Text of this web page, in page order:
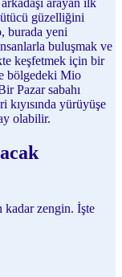
güzelliğini
burada yeni
buluşmak ve
keşfetmek için bir
bölgedeki Mio
Pazar sabahı
yürüyüşe
olabilir.
kadar zengin. İşte